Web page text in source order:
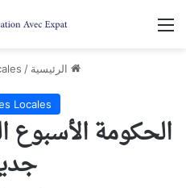
القائمة
الرئيسية /
Locales
الحكومة